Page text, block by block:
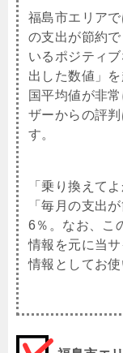
福島市エリア
の支出が節約
いるポジティ
出した数値」
国平均値が非
ザーからの評
す。
「乗り換えて
「毎月の支出
6％。なお、こ
情報を元に当
情報としてお使